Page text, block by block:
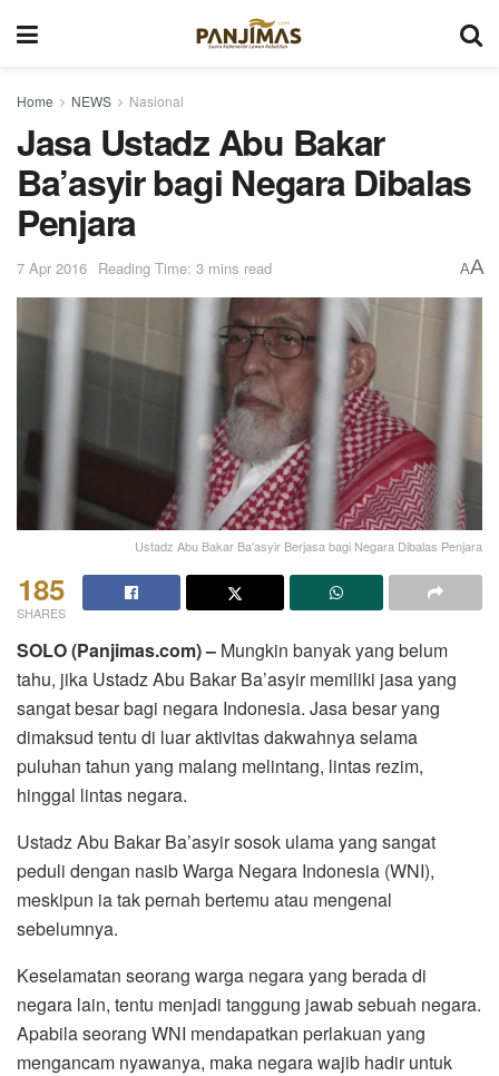
Home NEWS Nasional
Jasa Ustadz Abu Bakar
Ba’asyir bagi Negara Dibalas
Penjara
7 Apr 2016 Reading Time: 3 mins read AA
Ustadz Abu Bakar Ba'asyir Berjasa bagi Negara Dibalas Penjara
185
SHARES
SOLO (Panjimas.com) – Mungkin banyak yang belum
tahu, jika Ustadz Abu Bakar Ba’asyir memiliki jasa yang
sangat besar bagi negara Indonesia. Jasa besar yang
dimaksud tentu di luar aktivitas dakwahnya selama
puluhan tahun yang malang melintang, lintas rezim,
hinggal lintas negara.
Ustadz Abu Bakar Ba’asyir sosok ulama yang sangat
peduli dengan nasib Warga Negara Indonesia (WNI),
meskipun ia tak pernah bertemu atau mengenal
sebelumnya.
Keselamatan seorang warga negara yang berada di
negara lain, tentu menjadi tanggung jawab sebuah negara.
Apabila seorang WNI mendapatkan perlakuan yang
mengancam nyawanya, maka negara wajib hadir untuk